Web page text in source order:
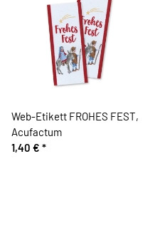
Web-Etikett FROHES FEST,
Acufactum
1,40 € *